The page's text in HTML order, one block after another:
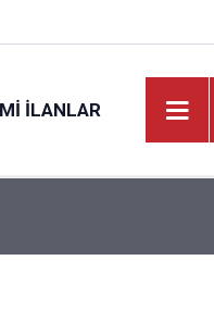
İLANLAR